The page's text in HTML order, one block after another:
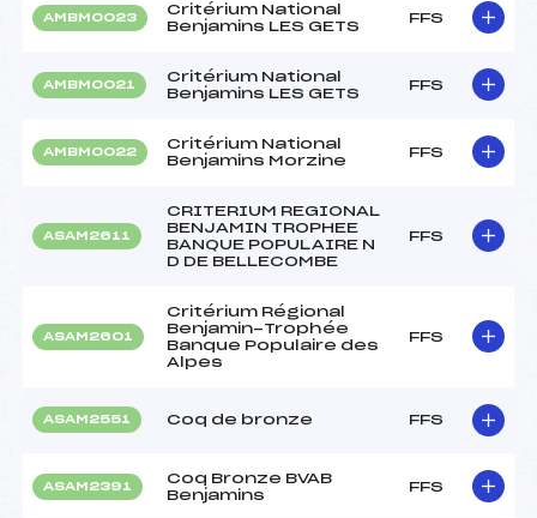
AMBM0023
Critérium National
Benjamins LES GETS
FFS
AMBM0021
Critérium National
Benjamins LES GETS
FFS
AMBM0022
Critérium National
Benjamins Morzine
FFS
ASAM2611
CRITERIUM REGIONAL
BENJAMIN TROPHEE
BANQUE POPULAIRE N
D DE BELLECOMBE
FFS
ASAM2601
Critérium Régional
Benjamin-Trophée
Banque Populaire des
Alpes
FFS
ASAM2551 Coq de bronze FFS
ASAM2391
Coq Bronze BVAB
Benjamins
FFS